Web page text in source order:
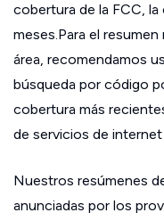
cobertura de la FCC, la
meses.Para el
área, recomendamos
búsqueda por código
cobertura más
de servicios de internet
Nuestros resúmenes
anunciadas por los